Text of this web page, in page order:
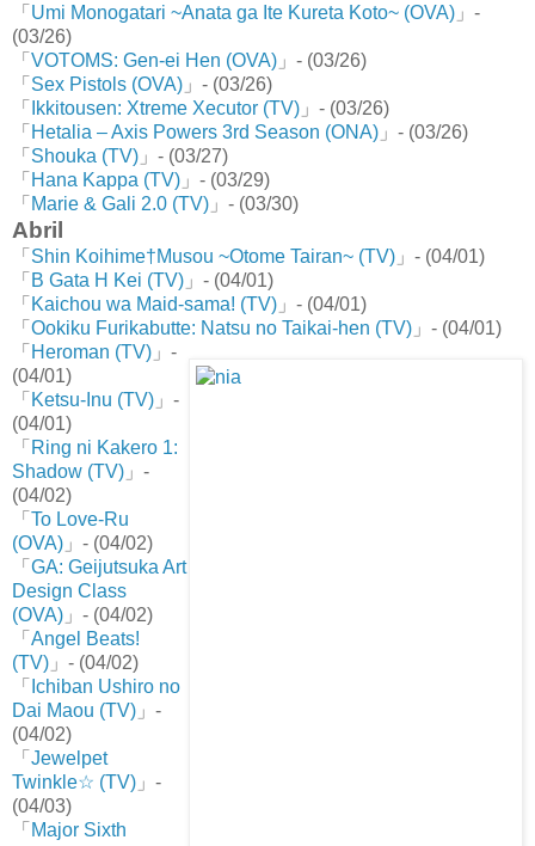
「 Umi Monogatari ~Anata ga Ite Kureta Koto~ (OVA) 」-
(03/26)
「 VOTOMS: Gen-ei Hen (OVA) 」- (03/26)
「 Sex Pistols (OVA) 」- (03/26)
「
Ikkitousen: Xtreme Xecutor (TV) 」- (03/26)
「 Hetalia – Axis Powers 3rd Season (ONA) 」- (03/26)
「 Shouka (TV) 」- (03/27)
「 Hana Kappa (TV) 」- (03/29)
「 Marie & Gali 2.0 (TV) 」- (03/30)
Abril
「 Shin Koihime†Musou ~Otome Tairan~ (TV) 」- (04/01)
「 B Gata H Kei (TV) 」- (04/01)
「 Kaichou wa Maid-sama! (TV) 」- (04/01)
「 Ookiku Furikabutte: Natsu no Taikai-hen (TV) 」- (04/01)
「 Heroman (TV) 」-
(04/01)
「 Ketsu-Inu (TV) 」-
(04/01)
「 Ring ni Kakero 1:
Shadow (TV) 」-
(04/02)
「 To Love-Ru
(OVA) 」- (04/02)
「 GA: Geijutsuka Art
Design Class
(OVA) 」- (04/02)
「 Angel Beats!
(TV) 」- (04/02)
「 Ichiban Ushiro no
Dai Maou (TV) 」-
(04/02)
「 Jewelpet
Twinkle☆ (TV) 」-
(04/03)
「 Major Sixth